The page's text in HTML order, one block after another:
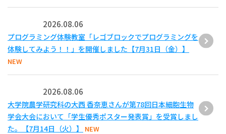
2026.08.06
プログラミング体験教室「レゴブロックでプログラミングを
体験してみよう！！」を開催しました【7月31日（金）】
NEW
2026.08.06
大学院農学研究科の大西 香奈恵さんが第78回日本細胞生物
学会大会において「学生優秀ポスター発表賞」を受賞しまし
た。【7月14日（火）】
NEW